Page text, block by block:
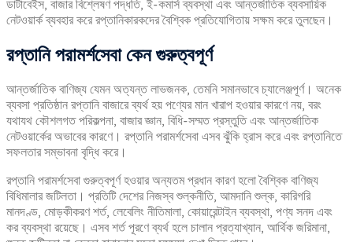
ডাটাবেইস, বাজার বিশ্লেষণ পদ্ধতি, ই-কমার্স ব্যবস্থা এবং আন্তর্জাতিক ব্যবসায়িক
নেটওয়ার্ক ব্যবহার করে রপ্তানিকারকদের বৈশ্বিক প্রতিযোগিতায় সক্ষম করে তুলছেন।
রপ্তানিপরামর্শসেবা কেনগুরুত্বপূর্ণ
আন্তর্জাতিক বাণিজ্য যেমন অত্যন্ত লাভজনক, তেমনি সমানভাবে চ্যালেঞ্জপূর্ণ। অনেক
ব্যবসা প্রতিষ্ঠান রপ্তানি বাজারে ব্যর্থ হয় পণ্যের মান খারাপ হওয়ার কারণে নয়, বরং
যথাযথ কৌশলগত পরিকল্পনা, বাজার জ্ঞান, বিধি-সম্মত প্রস্তুতি এবং আন্তর্জাতিক
নেটওয়ার্কের অভাবের কারণে। রপ্তানি পরামর্শসেবা এসব ঝুঁকি হ্রাস করে এবং রপ্তানিতে
সফলতার সম্ভাবনা বৃদ্ধি করে।
রপ্তানি পরামর্শসেবা গুরুত্বপূর্ণ হওয়ার অন্যতম প্রধান কারণ হলো বৈশ্বিক বাণিজ্য
বিধিমালার জটিলতা। প্রতিটি দেশের নিজস্ব শুল্কনীতি, আমদানি শুল্ক, কারিগরি
মানদণ্ড, মোড়কীকরণ শর্ত, লেবেলিং নীতিমালা, কোয়ারেন্টাইন ব্যবস্থা, পণ্য সনদ এবং
কর ব্যবস্থা রয়েছে। এসব শর্ত পূরণে ব্যর্থ হলে চালান প্রত্যাখ্যান, আর্থিক জরিমানা,